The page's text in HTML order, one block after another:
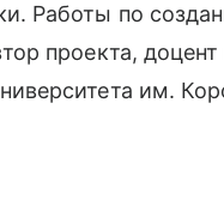
Работы по
проекта,
им.